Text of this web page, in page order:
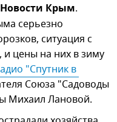
Крым.
серьезно
ситуация с
цены на них в зиму
"Спутник в
Союза "Садоводы
Михаил Лановой.